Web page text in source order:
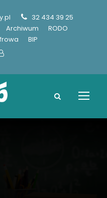
32 434 39 25
Archiwum
RODO
BIP